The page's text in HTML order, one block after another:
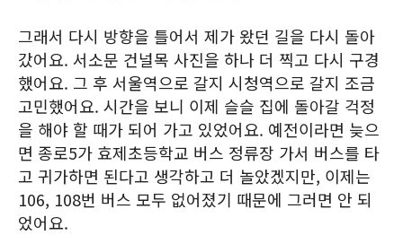
그래서 다시 방향을 틀어서 제가 왔던 길을 다시 돌아
갔어요. 서소문 건널목 사진을 하나 더 찍고 다시 구경
했어요. 그 후 서울역으로 갈지 시청역으로 갈지 조금
고민했어요. 시간을 보니 이제 슬슬 집에 돌아갈 걱정
을 해야 할 때가 되어 가고 있었어요. 예전이라면 늦으
면 종로5가 효제초등학교 버스 정류장 가서 버스를 타
고 귀가하면 된다고 생각하고 더 놀았겠지만, 이제는
106, 108번 버스 모두 없어졌기 때문에 그러면 안 되
었어요.